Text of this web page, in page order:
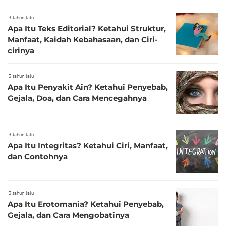
3 tahun lalu
Apa Itu Teks Editorial? Ketahui Struktur,
Manfaat, Kaidah Kebahasaan, dan Ciri-
cirinya
3 tahun lalu
Apa Itu Penyakit Ain? Ketahui Penyebab,
Gejala, Doa, dan Cara Mencegahnya
3 tahun lalu
Apa Itu Integritas? Ketahui Ciri, Manfaat,
dan Contohnya
3 tahun lalu
Apa Itu Erotomania? Ketahui Penyebab,
Gejala, dan Cara Mengobatinya